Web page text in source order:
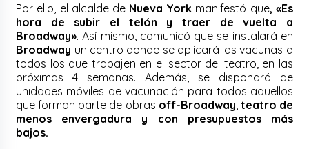
Por ello, el alcalde de Nueva York manifestó que, «Es
hora de subir el telón y traer de vuelta a
Broadway». Así mismo, comunicó que se instalará en
Broadway un centro donde se aplicará las vacunas a
todos los que trabajen en el sector del teatro, en las
próximas 4 semanas. Además, se dispondrá de
unidades móviles de vacunación para todos aquellos
que forman parte de obras off-Broadway teatro de
menos envergadura y con presupuestos más
bajos.